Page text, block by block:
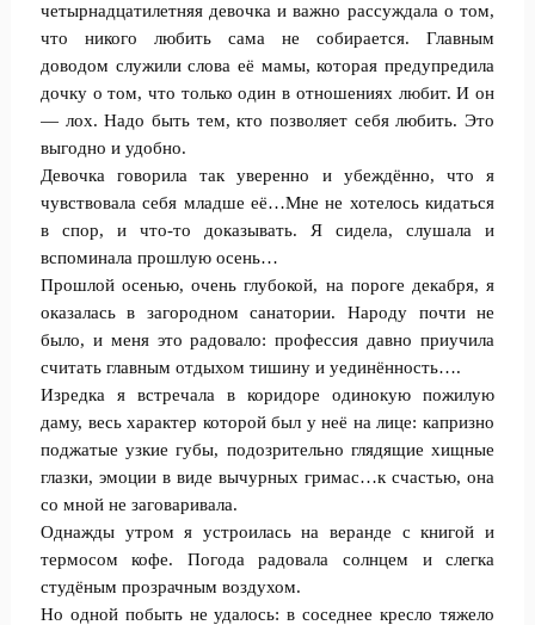
четырнадцатилетняя девочка и важно рассуждала о том,
что никого любить сама не собирается. Главным
доводом служили слова её мамы, которая предупредила
дочку о том, что только один в отношениях любит. И он
— лох. Надо быть тем, кто позволяет себя любить. Это
выгодно и удобно.
Девочка говорила так уверенно и убеждённо, что я
чувствовала себя младше её…Мне не хотелось кидаться
в спор, и что-то доказывать. Я сидела, слушала и
вспоминала прошлую осень…
Прошлой осенью, очень глубокой, на пороге декабря, я
оказалась в загородном санатории. Народу почти не
было, и меня это радовало: профессия давно приучила
считать главным отдыхом тишину и уединённость….
Изредка я встречала в коридоре одинокую пожилую
даму, весь характер которой был у неё на лице: капризно
поджатые узкие губы, подозрительно глядящие хищные
глазки, эмоции в виде вычурных гримас…к счастью, она
со мной не заговаривала.
Однажды утром я устроилась на веранде с книгой и
термосом кофе. Погода радовала солнцем и слегка
студёным прозрачным воздухом.
Но одной побыть не удалось: в соседнее кресло тяжело